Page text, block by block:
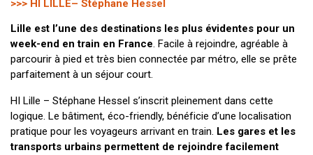
>>> HI LILLE– Stéphane Hessel
Lille est l’une des destinations les plus évidentes pour un
week-end en train en France. Facile à rejoindre, agréable à
parcourir à pied et très bien connectée par métro, elle se prête
parfaitement à un séjour court.
HI Lille – Stéphane Hessel s’inscrit pleinement dans cette
logique. Le bâtiment, éco-friendly, bénéficie d’une localisation
pratique pour les voyageurs arrivant en train. Les gares et les
transports urbains permettent de rejoindre facilement